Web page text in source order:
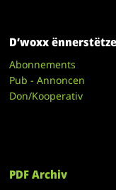
D’woxx
Abonnements
Pub - Annoncen
Don/Kooperativ
PDF Archiv